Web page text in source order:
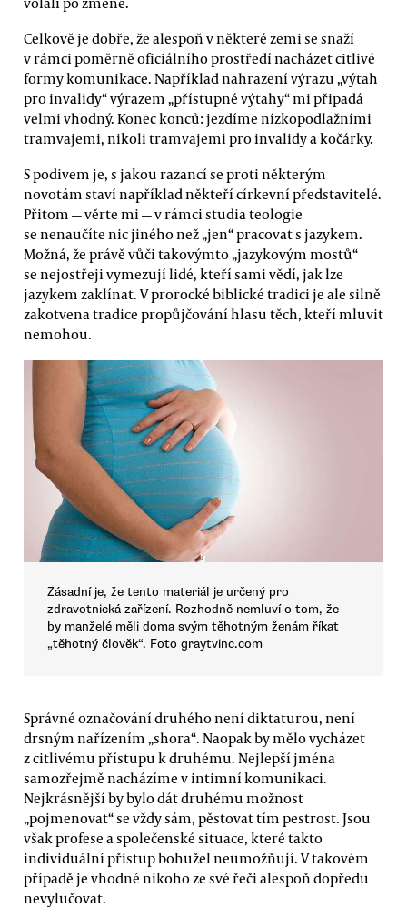
Celkově je dobře, že alespoň v některé zemi se snaží
v rámci poměrně oficiálního prostředí nacházet citlivé
formy komunikace. Například nahrazení výrazu „výtah
pro invalidy“ výrazem „přístupné výtahy“ mi připadá
velmi vhodný. Konec konců: jezdíme nízkopodlažními
tramvajemi, nikoli tramvajemi pro invalidy a kočárky.
S podivem je, s jakou razancí se proti některým
novotám staví například někteří církevní představitelé.
Přitom — věrte mi — v rámci studia teologie
se nenaučíte nic jiného než „jen“ pracovat s jazykem.
Možná, že právě vůči takovýmto „jazykovým mostů“
se nejostřeji vymezují lidé, kteří sami vědí, jak lze
jazykem zaklínat. V prorocké biblické tradici je ale silně
zakotvena tradice propůjčování hlasu těch, kteří mluvit
nemohou.
Zásadní je, že tento materiál je určený pro
zdravotnická zařízení. Rozhodně nemluví o tom, že
by manželé měli doma svým těhotným ženám říkat
„těhotný člověk“. Foto graytvinc.com
Správné označování druhého není diktaturou, není
drsným nařízením „shora“. Naopak by mělo vycházet
z citlivému přístupu k druhému. Nejlepší jména
samozřejmě nacházíme v intimní komunikaci.
Nejkrásnější by bylo dát druhému možnost
„pojmenovat“ se vždy sám, pěstovat tím pestrost. Jsou
však profese a společenské situace, které takto
individuální přístup bohužel neumožňují. V takovém
případě je vhodné nikoho ze své řeči alespoň dopředu
nevylučovat.